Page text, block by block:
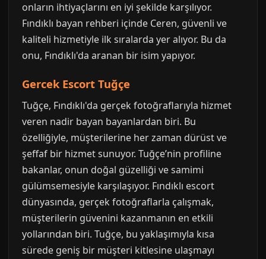
onların ihtiyaçlarını en iyi şekilde karşılıyor.
Fındıklı bayan rehberi içinde Ceren, güvenli ve
kaliteli hizmetiyle ilk sıralarda yer alıyor. Bu da
onu, Fındıklı'da aranan bir isim yapıyor.
Gercek Escort Tuğçe
Tuğçe, Fındıklı'da gerçek fotoğraflarıyla hizmet
veren nadir bayan bayanlardan biri. Bu
özelliğiyle, müşterilerine her zaman dürüst ve
şeffaf bir hizmet sunuyor. Tuğçe’nin profiline
bakanlar, onun doğal güzelliği ve samimi
gülümsemesiyle karşılaşıyor. Fındıklı escort
dünyasında, gerçek fotoğraflarla çalışmak,
müşterilerin güvenini kazanmanın en etkili
yollarından biri. Tuğçe, bu yaklaşımıyla kısa
sürede geniş bir müşteri kitlesine ulaşmayı